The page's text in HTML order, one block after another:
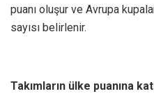
puanı oluşur ve Avrupa
sayısı belirlenir.
Takımların ülke puanına